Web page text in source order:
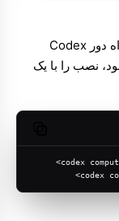
اگر وضعیت اعلام می‌کند Plugin در یک بازار راه دور Codex
نصب را با یک